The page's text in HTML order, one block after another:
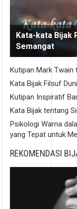
Kata-kata Bijak
Semangat
Kutipan Mark Twain
Kata Bijak Filsuf
Kutipan Inspiratif
Kata Bijak tentang
Psikologi Warna
yang Tepat untuk
REKOMENDASI